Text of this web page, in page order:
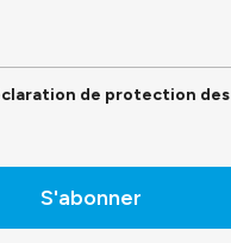
de protection des
S'abonner